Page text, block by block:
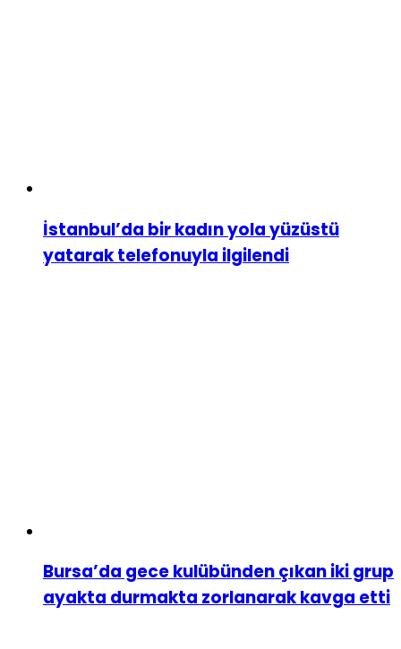
İstanbul’da bir kadın yola yüzüstü
yatarak telefonuyla ilgilendi
Bursa’da gece kulübünden çıkan iki grup
ayakta durmakta zorlanarak kavga etti